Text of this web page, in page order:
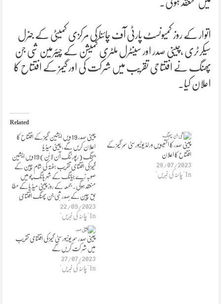
میں منعقد ہوئی۔
اتوار کے روز کمیونسٹ پارٹی آف چائنا کی مرکزی کمیٹی کے جنرل
سیکرٹری ،چینی صدر اور سینٹرل ملٹری کمیشن کے چیئرمین شی جن
پھنگ نے افتتاحی تقریب میں شرکت کی اور گیمز کے افتتاح کا
اعلان کیا۔
Related
چینی صدر 19 ویں ایشین گیمز کے افتتاح کا
اعلان کریں گے، چینی میڈ یا
بیجنگ (رپورٹنگ آن لائن) 19ویں ایشین
گیمز کی افتتاحی تقریب ہفتہ کی شام چین کے
صوبہ زے جیانگ کے شہر ہانگ چو میں
منعقد ہوگی۔ جمعہ کے روز چینی میڈ یا کے مطا
بق چین کے صدر شی جن پھنگ افتتاحی
تقریب میں شرکت کریں گے اور ایشین گیمز
کے…
22/09/2023
In "چائنہ کی خبریں"
چینی صدر کا اکتیسویں ورلڈ یونیورسٹی سمر گیمز کے
افتتاح کا اعلان
28/07/2023
In "چائنہ کی خبریں"
چینی صدر سمر یونیورسٹی گیمز کی افتتاحی تقریب
میں شر کت کر یں گے
27/07/2023
In "چائنہ کی خبریں"